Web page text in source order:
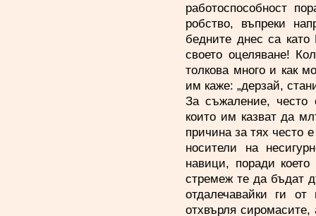
работоспособност
робство, въпреки
бедните днес са
своето оцеляване!
толкова много и как
им каже: „дерзай,
За съжаление, често
които им казват да
причина за тях често
носители на
навици, поради
стремеж те да бъдат
отдалечавайки ги
отхвърля